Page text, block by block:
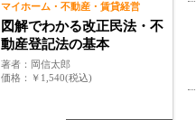
マイホーム・不動産・賃貸経営
図解でわかる改正民法・不
動産登記法の基本
著者
岡信太郎
価格
￥1,540(税込)